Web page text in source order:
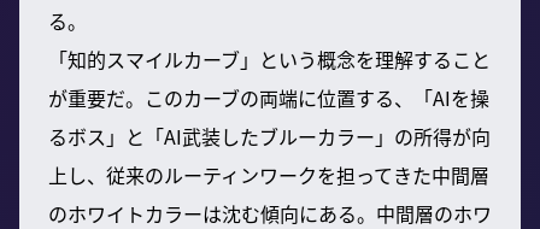
る。
「知的スマイルカーブ」という概念を理解すること
が重要だ。このカーブの両端に位置する、「AIを操
るボス」と「AI武装したブルーカラー」の所得が向
上し、従来のルーティンワークを担ってきた中間層
のホワイトカラーは沈む傾向にある。中間層のホワ